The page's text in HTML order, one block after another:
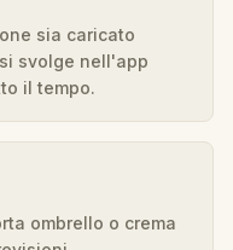
sia caricato
svolge nell'app
il tempo.
ombrello o crema